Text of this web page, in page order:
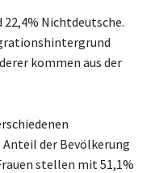
22,4% Nichtdeutsche.
kommen aus der
der Bevölkerung
stellen mit 51,1%